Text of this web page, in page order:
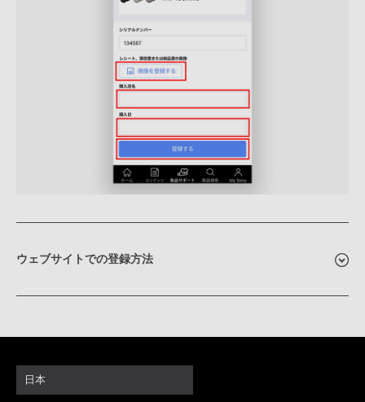
ウェブサイトでの登録方法
日本